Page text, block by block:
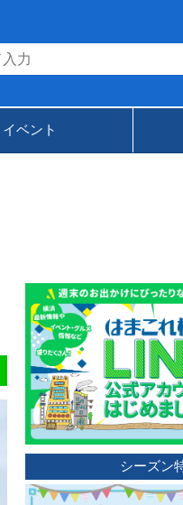
イベント
シーズン